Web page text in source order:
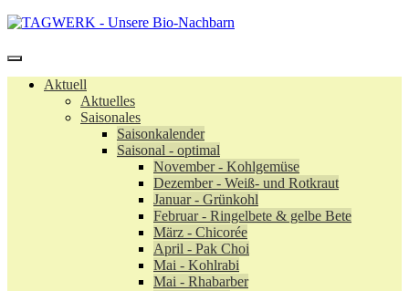
Aktuell
Aktuelles
Saisonales
Saisonkalender
Saisonal - optimal
November - Kohlgemüse
Dezember - Weiß- und Rotkraut
Januar - Grünkohl
Februar - Ringelbete & gelbe Bete
März - Chicorée
April - Pak Choi
Mai - Kohlrabi
Mai - Rhabarber